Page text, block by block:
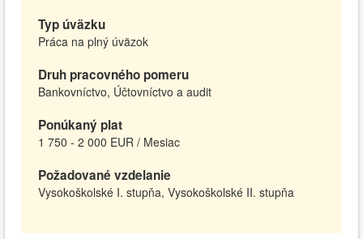
Typ úväzku
Práca na plný úväzok
Druh pracovného pomeru
Bankovníctvo, Účtovníctvo a audit
Ponúkaný plat
1 750 - 2 000 EUR / Mesiac
Požadované vzdelanie
Vysokoškolské I. stupňa, Vysokoškolské II. stupňa